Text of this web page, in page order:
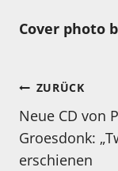
Cover photo
ZURÜCK
Neue CD von
Groesdonk:
erschienen